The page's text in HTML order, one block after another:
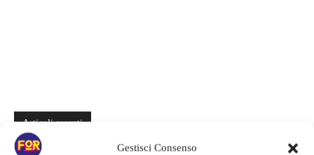
Gestisci Consenso
Articoli recenti
Spider-Man: Brand New Day riapre una vecchia ferita | Il finale